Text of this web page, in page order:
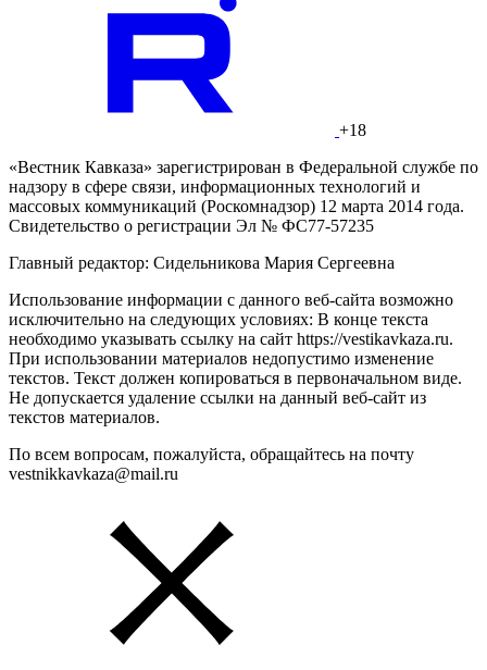
+18
«Вестник Кавказа» зарегистрирован в Федеральной службе по
надзору в сфере связи, информационных технологий и
массовых коммуникаций (Роскомнадзор) 12 марта 2014 года.
Свидетельство о регистрации Эл № ФС77-57235
Главный редактор: Сидельникова Мария Сергеевна
Использование информации с данного веб-сайта возможно
исключительно на следующих условиях: В конце текста
необходимо указывать ссылку на сайт https://vestikavkaza.ru.
При использовании материалов недопустимо изменение
текстов. Текст должен копироваться в первоначальном виде.
Не допускается удаление ссылки на данный веб-сайт из
текстов материалов.
По всем вопросам, пожалуйста, обращайтесь на почту
vestnikkavkaza@mail.ru